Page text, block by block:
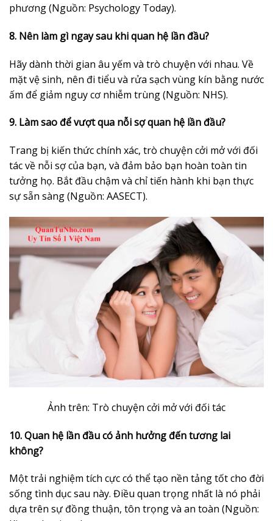
phương (Nguồn: Psychology Today).
8. Nên làm gì ngay sau khi quan hệ lần đầu?
Hãy dành thời gian âu yếm và trò chuyện với nhau. Về
mặt vệ sinh, nên đi tiểu và rửa sạch vùng kín bằng nước
ấm để giảm nguy cơ nhiễm trùng (Nguồn: NHS).
9. Làm sao để vượt qua nỗi sợ quan hệ lần đầu?
Trang bị kiến thức chính xác, trò chuyện cởi mở với đối
tác về nỗi sợ của bạn, và đảm bảo bạn hoàn toàn tin
tưởng họ. Bắt đầu chậm và chỉ tiến hành khi bạn thực
sự sẵn sàng (Nguồn: AASECT).
Ảnh trên: Trò chuyện cởi mở với đối tác
10. Quan hệ lần đầu có ảnh hưởng đến tương lai
không?
Một trải nghiệm tích cực có thể tạo nền tảng tốt cho đời
sống tình dục sau này. Điều quan trọng nhất là nó phải
dựa trên sự đồng thuận, tôn trọng và an toàn (Nguồn: